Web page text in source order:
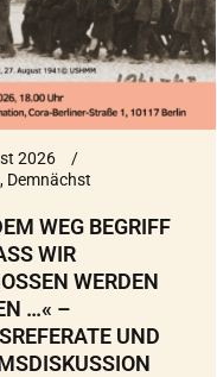
2026
, Demnächst
WEG BEGRIFF
WIR
WERDEN
…« –
UND